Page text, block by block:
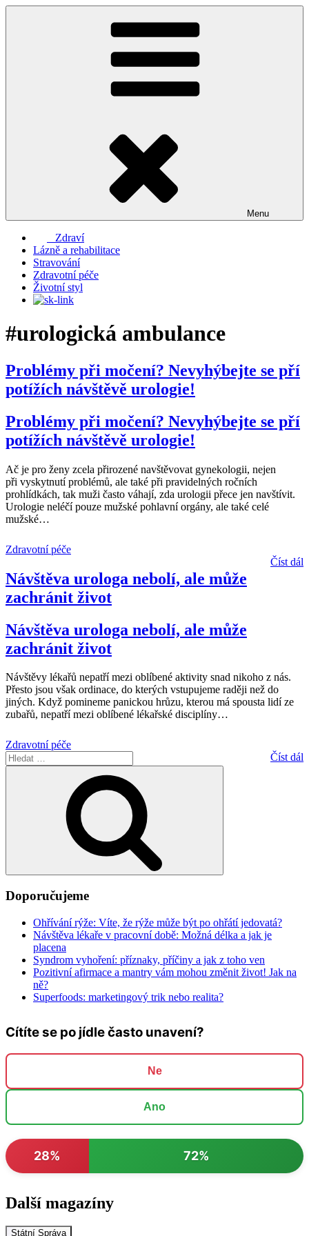
Přejít
Menu
Zdraví
Lázně a rehabilitace
Stravování
Zdravotní péče
Životní styl
#urologická ambulance
Problémy při močení? Nevyhýbejte se pří
potížích návštěvě urologie!
Problémy při močení? Nevyhýbejte se pří
potížích návštěvě urologie!
Ač je pro ženy zcela přirozené navštěvovat gynekologii, nejen
při vyskytnutí problémů, ale také při pravidelných ročních
prohlídkách, tak muži často váhají, zda urologii přece jen navštívit.
Urologie neléčí pouze mužské pohlavní orgány, ale také celé
mužské…
Zdravotní péče
Číst dál
Návštěva urologa nebolí, ale může
zachránit život
Návštěva urologa nebolí, ale může
zachránit život
Návštěvy lékařů nepatří mezi oblíbené aktivity snad nikoho z nás.
Přesto jsou však ordinace, do kterých vstupujeme raději než do
jiných. Když pomineme panickou hrůzu, kterou má spousta lidí ze
zubařů, nepatří mezi oblíbené lékařské disciplíny…
Zdravotní péče
Číst dál
Hledat:
Doporučujeme
Ohřívání rýže: Víte, že rýže může být po ohřátí jedovatá?
Návštěva lékaře v pracovní době: Možná délka a jak je
placena
Syndrom vyhoření: příznaky, příčiny a jak z toho ven
Pozitivní afirmace a mantry vám mohou změnit život! Jak na
ně?
Superfoods: marketingový trik nebo realita?
Cítíte se po jídle často unavení?
Ne
Ano
28% 72%
Další magazíny
Státní Správa